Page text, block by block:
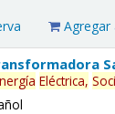
Agregar
Eléctrica,